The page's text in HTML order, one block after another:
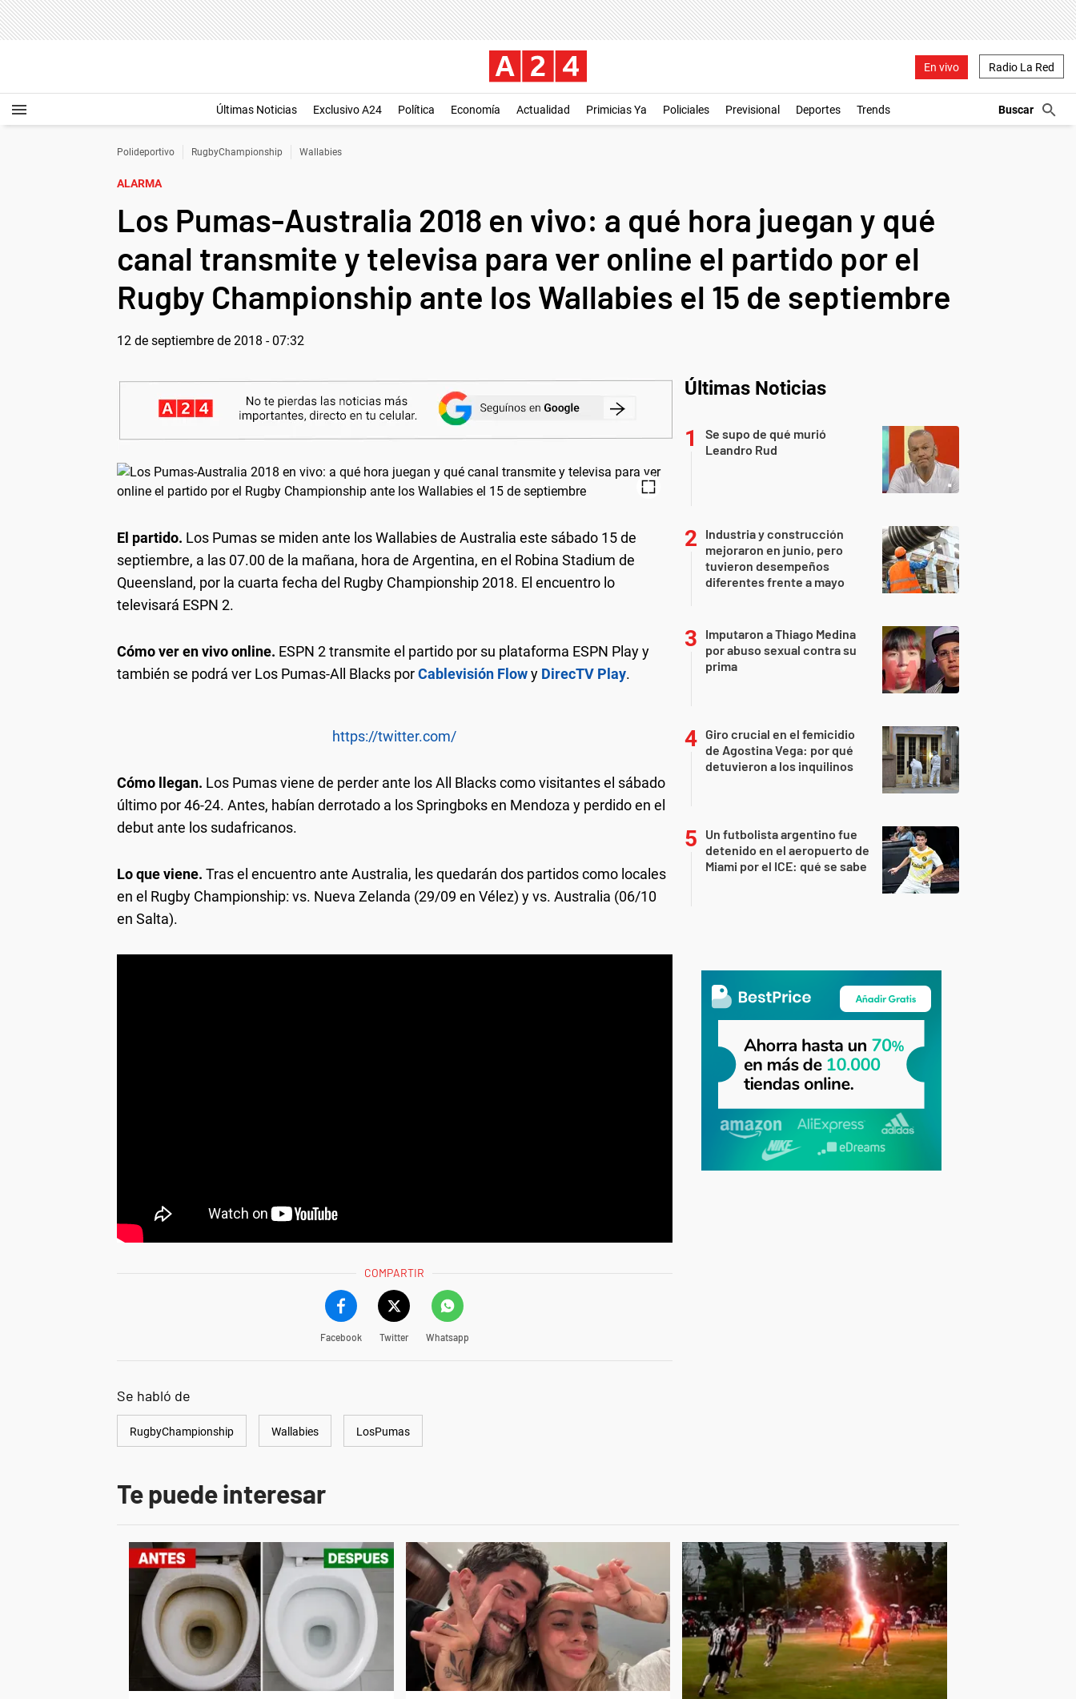
En vivo Radio La Red
Últimas Noticias Exclusivo A24 Política Economía Actualidad Primicias Ya Policiales Previsional Deportes Trends
Polideportivo RugbyChampionship Wallabies
ALARMA
Los Pumas-Australia 2018 en vivo: a qué hora juegan y qué
canal transmite y televisa para ver online el partido por el
Rugby Championship ante los Wallabies el 15 de septiembre
12 de septiembre de 2018 - 07:32
El partido. Los Pumas se miden ante los Wallabies de Australia este sábado 15 de
septiembre, a las 07.00 de la mañana, hora de Argentina, en el Robina Stadium de
Queensland, por la cuarta fecha del Rugby Championship 2018. El encuentro lo
televisará ESPN 2.
Cómo ver en vivo online. ESPN 2 transmite el partido por su plataforma ESPN Play y
también se podrá ver Los Pumas-All Blacks porCablevisión Flowy DirecTV Play.
https://twitter.com/
Cómo llegan. Los Pumas viene de perder ante los All Blacks como visitantes el sábado
último por 46-24. Antes, habían derrotado a los Springboks en Mendoza y perdido en el
debut ante los sudafricanos.
Lo que viene. Tras el encuentro ante Australia, les quedarán dos partidos como locales
en el Rugby Championship: vs. Nueva Zelanda (29/09 en Vélez) y vs. Australia (06/10
en Salta).
COMPARTIR
Facebook Twitter Whatsapp
Se habló de
RugbyChampionship Wallabies LosPumas
Últimas Noticias
Se supo de qué murió
Leandro Rud
Industria y construcción
mejoraron en junio, pero
tuvieron desempeños
diferentes frente a mayo
Imputaron a Thiago Medina
por abuso sexual contra su
prima
Giro crucial en el femicidio
de Agostina Vega: por qué
detuvieron a los inquilinos
Un futbolista argentino fue
detenido en el aeropuerto de
Miami por el ICE: qué se sabe
Te puede interesar